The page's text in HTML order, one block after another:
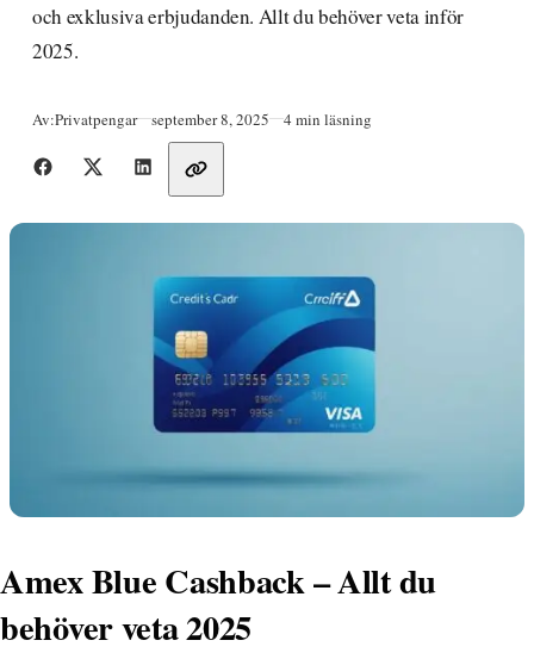
och exklusiva erbjudanden. Allt du behöver veta inför
2025.
Av:Privatpengar Publicerad
september 8, 2025 4 min läsning
Dela med vänner
Amex Blue Cashback – Allt du
behöver veta 2025